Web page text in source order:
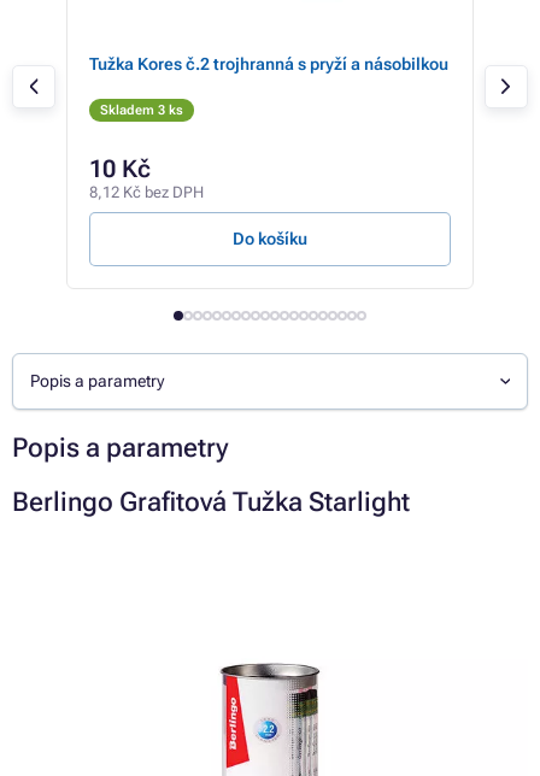
Tužka Kores č.2 trojhranná s pryží a násobilkou
Skladem 3 ks
10 Kč
8,12 Kč bez DPH
Do košíku
Popis a parametry
Popis a parametry
Berlingo Grafitová Tužka Starlight